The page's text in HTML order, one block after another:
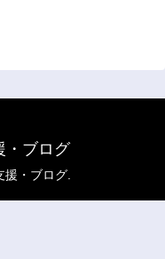
・ブログ
・ブログ.